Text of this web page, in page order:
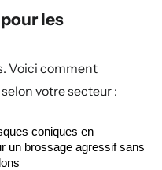
les
Voici comment
votre secteur :
coniques en
un brossage agressif sans